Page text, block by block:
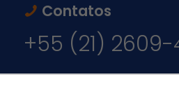
Contatos
+55 (21) 2609-